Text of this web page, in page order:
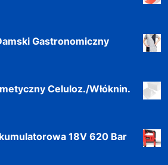
Gastronomiczny
Celuloz./Włóknin.
18V 620 Bar